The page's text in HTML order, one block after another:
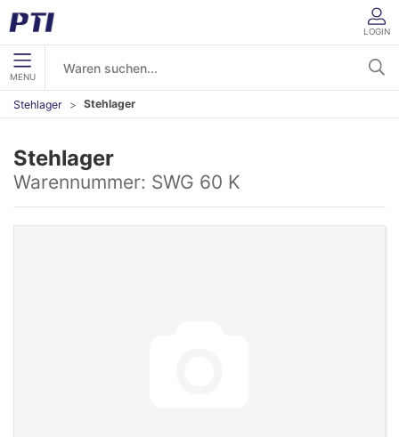
LOGIN
MENU
Stehlager Stehlager
Stehlager
Warennummer: SWG 60 K